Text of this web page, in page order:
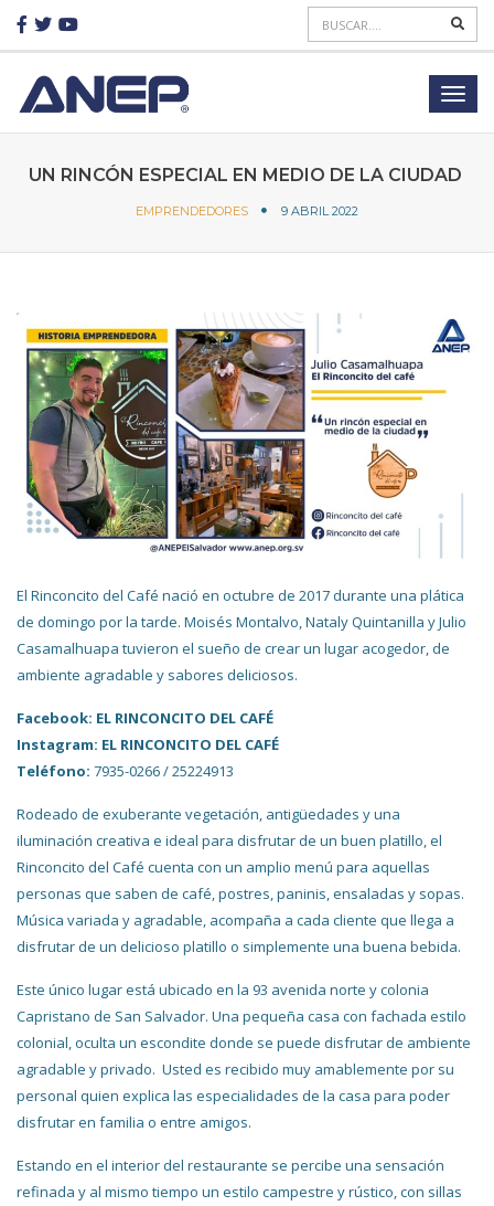
UN RINCÓN ESPECIAL EN MEDIO DE LA CIUDAD
EMPRENDEDORES 9 ABRIL 2022
El Rinconcito del Café nació en octubre de 2017 durante una plática
de domingo por la tarde. Moisés Montalvo, Nataly Quintanilla y Julio
Casamalhuapa tuvieron el sueño de crear un lugar acogedor, de
ambiente agradable y sabores deliciosos.
Facebook: EL RINCONCITO DEL CAFÉ
Instagram: EL RINCONCITO DEL CAFÉ
Teléfono: 7935-0266 / 25224913
Rodeado de exuberante vegetación, antigüedades y una
iluminación creativa e ideal para disfrutar de un buen platillo, el
Rinconcito del Café cuenta con un amplio menú para aquellas
personas que saben de café, postres, paninis, ensaladas y sopas.
Música variada y agradable, acompaña a cada cliente que llega a
disfrutar de un delicioso platillo o simplemente una buena bebida.
Este único lugar está ubicado en la 93 avenida norte y colonia
Capristano de San Salvador. Una pequeña casa con fachada estilo
colonial, oculta un escondite donde se puede disfrutar de ambiente
agradable y privado. Usted es recibido muy amablemente por su
personal quien explica las especialidades de la casa para poder
disfrutar en familia o entre amigos.
Estando en el interior del restaurante se percibe una sensación
refinada y al mismo tiempo un estilo campestre y rústico, con sillas